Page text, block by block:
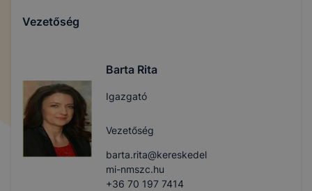
Vezetőség
Barta Rita
Igazgató
Vezetőség
barta.rita@kereskedel
mi-nmszc.hu
+36 70 197 7414